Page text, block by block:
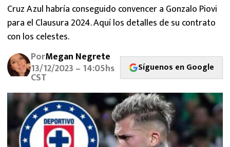
SELECCIÓN MEXICANA
FUTBOL INTERNACIONAL
MEXICANOS EN EL EXTRANJERO
FUTBOL ESTUFA
FÓRMULA 1
BOXEO
Cruz Azul habría conseguido convencer a Gonzalo Piovi
para el Clausura 2024. Aquí los detalles de su contrato
con los celestes.
PorMegan Negrete
13/12/2023 – 14:05hs
CST
Síguenos en Google